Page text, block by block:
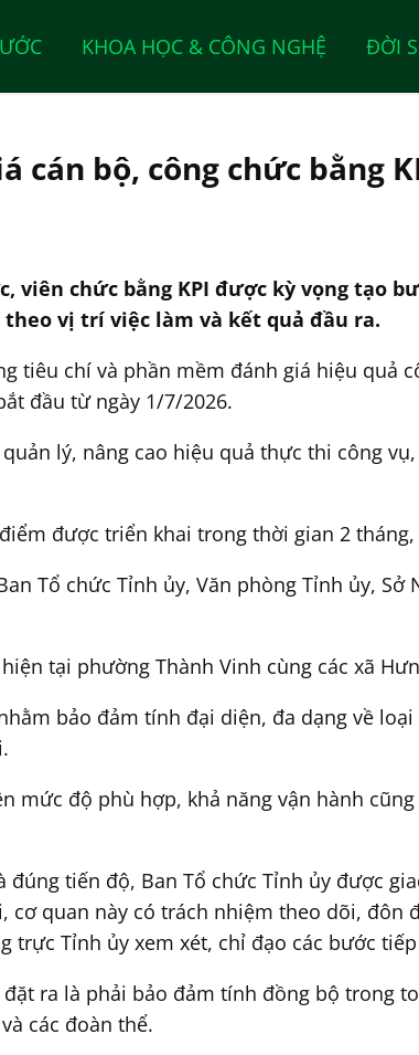
KHOA HỌC & CÔNG NGHỆ ĐỜI
cán bộ, công chức bằng
viên chức bằng KPI được kỳ vọng tạo
vị trí việc làm và kết quả đầu ra.
tiêu chí và phần mềm đánh giá hiệu quả
đầu từ ngày 1/7/2026.
lý, nâng cao hiệu quả thực thi công
được triển khai trong thời gian 2
Tổ chức Tỉnh ủy, Văn phòng Tỉnh ủy,
tại phường Thành Vinh cùng các xã
bảo đảm tính đại diện, đa dạng về
mức độ phù hợp, khả năng vận hành
tiến độ, Ban Tổ chức Tỉnh ủy được
quan này có trách nhiệm theo dõi,
trực Tỉnh ủy xem xét, chỉ đạo các bước
ra là phải bảo đảm tính đồng bộ trong
các đoàn thể.